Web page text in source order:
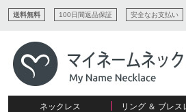
送料無料 100日間返品保証 安全なお支払い
ネックレス
リング ＆ ブレス